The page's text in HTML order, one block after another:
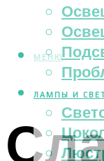
ЛАМПЫ И
МЕНЮ